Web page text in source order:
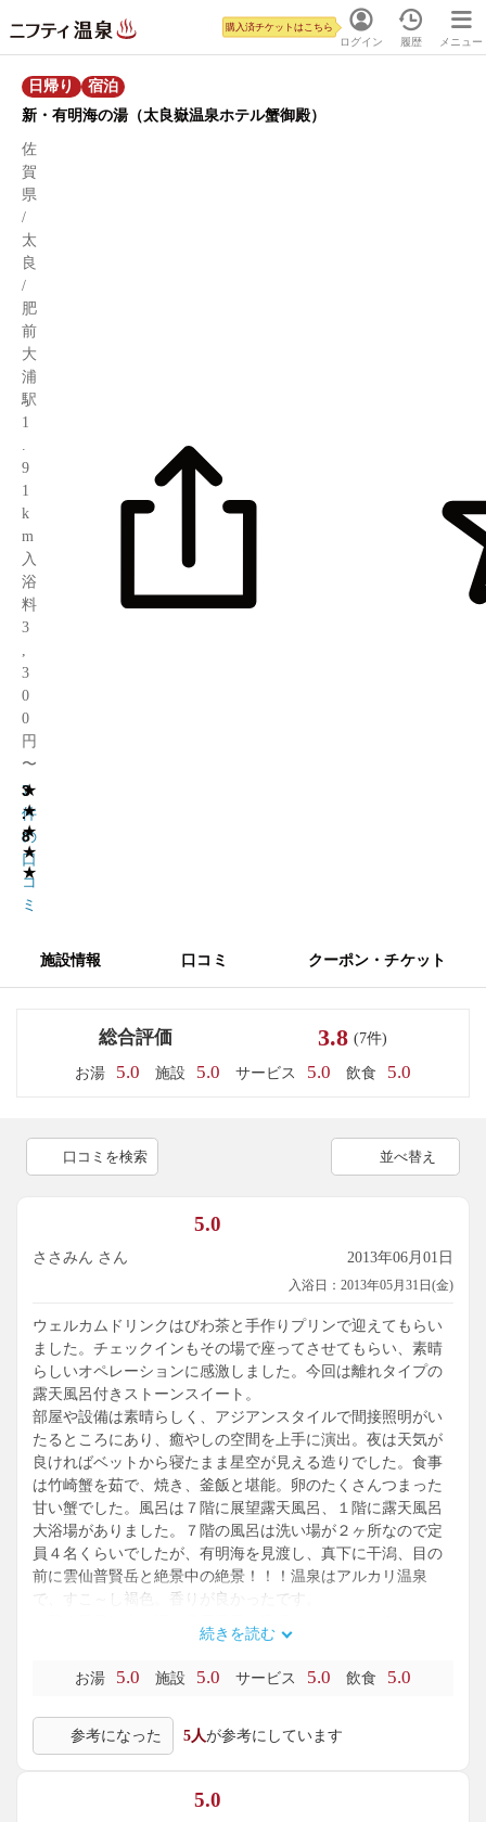
ログイン
購入済チケットはこちら
履歴 メニュー
日帰り
宿泊
新・有明海の湯（太良嶽温泉ホテル蟹御殿）
佐
賀
県
/
太
良
/
肥
前
大
浦
駅
1
9
1
k
m
入
浴
料
3
3
0
0
円
〜
★
★
★
★
★
3
.
8
7
件
の
口
コ
ミ
施設情報 口コミ クーポン・チケット
総合評価 3.8 (7件)
お湯 5.0 施設 5.0 サービス 5.0 飲食 5.0
口コミを検索 並べ替え
5.0
ささみん さん 2013年06月01日
入浴日：2013年05月31日(金)
ウェルカムドリンクはびわ茶と手作りプリンで迎えてもらい
ました。チェックインもその場で座ってさせてもらい、素晴
らしいオペレーションに感激しました。今回は離れタイプの
露天風呂付きストーンスイート。
部屋や設備は素晴らしく、アジアンスタイルで間接照明がい
たるところにあり、癒やしの空間を上手に演出。夜は天気が
良ければベットから寝たまま星空が見える造りでした。食事
は竹崎蟹を茹で、焼き、釜飯と堪能。卵のたくさんつまった
甘い蟹でした。風呂は７階に展望露天風呂、１階に露天風呂
大浴場がありました。７階の風呂は洗い場が２ヶ所なので定
員４名くらいでしたが、有明海を見渡し、真下に干潟、目の
前に雲仙普賢岳と絶景中の絶景！！！温泉はアルカリ温泉
で、すこ～し褐色。香りが良かったです。
り、広く、一般の日帰り入浴で５００円だそうですが、お値
打ちだと思います。
他にも貸切露天風呂のサービスがありましたが、入りきれま
九州旅行や記念旅行には蟹御殿をすすめたいです！
続きを読む
お湯 5.0 施設 5.0 サービス 5.0 飲食 5.0
参考になった 5人が参考にしています
5.0